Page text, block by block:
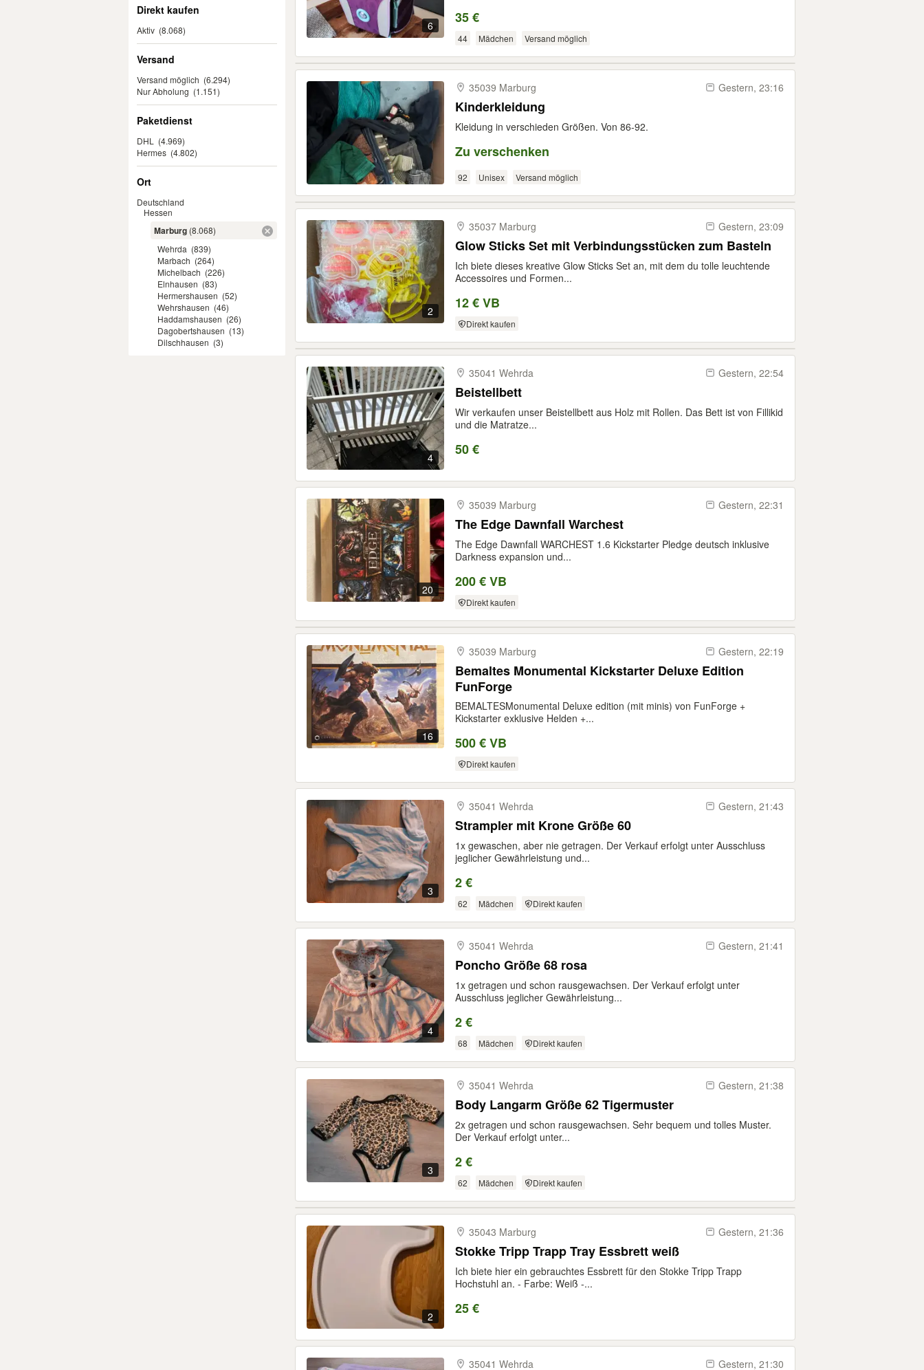
Direkt kaufen
Aktiv (8.068)
Versand
Versand möglich (6.294)
Nur Abholung (1.151)
Paketdienst
DHL
(4.969)
Hermes (4.802)
Ort
Deutschland
Hessen
Marburg (8.068)
Wehrda (839)
Marbach (264)
Michelbach (226)
Elnhausen (83)
Hermershausen (52)
Wehrshausen (46)
Haddamshausen (26)
Dagobertshausen (13)
Dilschhausen (3)
6 35 €
44 Mädchen Versand möglich
35039 Marburg Gestern, 23:16
Kinderkleidung
Kleidung in verschieden Größen. Von 86-92.
Zu verschenken
92 Unisex Versand möglich
2
35037 Marburg Gestern, 23:09
Glow Sticks Set mit Verbindungsstücken zum Basteln
Ich biete dieses kreative Glow Sticks Set an, mit dem du tolle leuchtende
Accessoires und Formen...
12 € VB
Direkt kaufen
4
35041 Wehrda Gestern, 22:54
Beistellbett
Wir verkaufen unser Beistellbett aus Holz mit Rollen. Das Bett ist von Fillikid
und die Matratze...
50 €
20
35039 Marburg Gestern, 22:31
The Edge Dawnfall Warchest
The Edge Dawnfall WARCHEST 1.6 Kickstarter Pledge deutsch inklusive
Darkness expansion und...
200 € VB
Direkt kaufen
16
35039 Marburg Gestern, 22:19
Bemaltes Monumental Kickstarter Deluxe Edition
FunForge
BEMALTESMonumental Deluxe edition (mit minis) von FunForge +
Kickstarter exklusive Helden +...
500 € VB
Direkt kaufen
3
35041 Wehrda Gestern, 21:43
Strampler mit Krone Größe 60
1x gewaschen, aber nie getragen. Der Verkauf erfolgt unter Ausschluss
jeglicher Gewährleistung und...
2 €
62 Mädchen Direkt kaufen
4
35041 Wehrda Gestern, 21:41
Poncho Größe 68 rosa
1x getragen und schon rausgewachsen. Der Verkauf erfolgt unter
Ausschluss jeglicher Gewährleistung...
2 €
68 Mädchen Direkt kaufen
3
35041 Wehrda Gestern, 21:38
Body Langarm Größe 62 Tigermuster
2x getragen und schon rausgewachsen. Sehr bequem und tolles Muster.
Der Verkauf erfolgt unter...
2 €
62 Mädchen Direkt kaufen
2
35043 Marburg Gestern, 21:36
Stokke Tripp Trapp Tray Essbrett weiß
Ich biete hier ein gebrauchtes Essbrett für den Stokke Tripp Trapp
Hochstuhl an. - Farbe: Weiß -...
25 €
35041 Wehrda Gestern, 21:30